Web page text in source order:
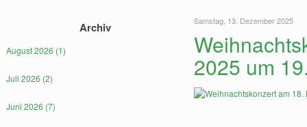
Samstag, 13. Dezember 2025
2025 um
Archiv
August 2026 (1)
Juli 2026 (2)
Juni 2026 (7)